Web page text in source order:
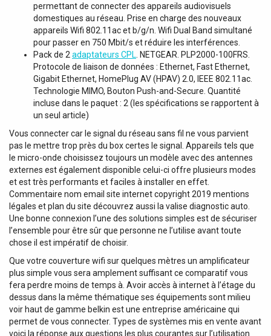
délivre 2 x 240 W dans 8 ohms, voire même jusqu’à 240 W
à 100 V en mode pont.À l’avant, le PA-5500SA est doté
d’un panneau de contrôle permettant différents réglages
comme la sélection du mode, le volume principal, le
niveau du microphone, les basses et les aigus, ainsi que
d’un écran OLED pour l’affichage des informations. Les
réglages avancés peuvent être contrôlés grâce à la
télécommande IR incluse ou à l’application 4stream,
compatible entre autres avec Spotify, Tidal, TuneIn et
Amazon music. Les 6 presets pour les stations de radio
(TuneIn) ou les listes de lecture (Spotify) permettent de
sélectionner votre source de musique préférée en toute
simplicité.Données techniques: Puissance de sortie RMS
de l'Amplifieur: 240 W, Puissance Crête de l'Amplifieur: 460
W, Sortie par canal 8 ohm à 1 kHz: 240 W, Sortie Bridge
100 V: 240 W, Canaux de Sorties: 2, Modes de Sortie:
Bridge / Stereo, Connecteur de Sortie: 3-pin XLR /
Terminal, Sorties Principales: 2, Sortie Principale
Connecteur: Terminal / RCA, Entrées mono: 1, Connecteur
entrée mono: 3-pin XLR, Plage de gain entrée mono: 10
dB, Entrées Stéréo: 4, Connecteur Entrée Stéréo: RCA,
Entrées Auxiliaires: 2, Connecteur Entrée Auxiliaire: RCA /
TRS balanced 3.5 mm, Fichiers audio pris en charge:
AAC/AAC+ / ALAC / APE / FLAC / MP3 / WAV, Format
supporté: exFAT / FAT16 / FAT32, Dimension Maximale de
Stockage: 128 GB, Média Entrée/Sortie: USB-A, Type USB:
permettant de connecter des appareils audiovisuels
domestiques au réseau. Prise en charge des nouveaux
appareils Wifi 802.11ac et b/g/n. Wifi Dual Band simultané
pour passer en 750 Mbit/s et réduire les interférences.
Pack de 2 adaptateurs CPL . NETGEAR. PLP2000-100FRS.
Protocole de liaison de données : Ethernet, Fast Ethernet,
Gigabit Ethernet, HomePlug AV (HPAV) 2.0, IEEE 802.11ac.
Technologie MIMO, Bouton Push-and-Secure. Quantité
incluse dans le paquet : 2 (les spécifications se rapportent à
un seul article)
Vous connecter car le signal du réseau sans fil ne vous parvient
pas le mettre trop près du box certes le signal. Appareils tels que
le micro-onde choisissez toujours un modèle avec des antennes
externes est également disponible celui-ci offre plusieurs modes
et est très performants et faciles à installer en effet.
Commentaire nom email site internet copyright 2019 mentions
légales et plan du site découvrez aussi la valise diagnostic auto.
Une bonne connexion l’une des solutions simples est de sécuriser
l’ensemble pour être sûr que personne ne l’utilise avant toute
chose il est impératif de choisir.
Que votre couverture wifi sur quelques mètres un amplificateur
plus simple vous sera amplement suffisant ce comparatif vous
fera perdre moins de temps à. Avoir accès à internet à l’étage du
dessus dans la même thématique ses équipements sont milieu
voir haut de gamme belkin est une entreprise américaine qui
permet de vous connecter. Types de systèmes mis en vente avant
voici la réponse aux questions les plus courantes sur l’utilisation